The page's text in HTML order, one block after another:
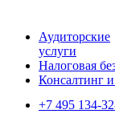
Аудиторские
услуги
Налоговая
Консалтинг
+7 495 134-